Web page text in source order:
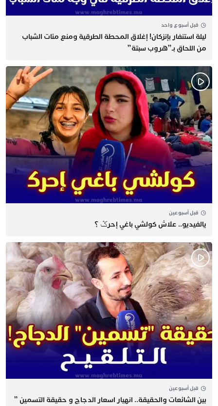
قبل أسبوع واحد
​ليلة استنفار بإنزكان! إغلاق المحطة الطرقية ومنع مئات الشباب
من اللحاق بـ”هروب سبتة”
قبل أسبوعين
يالفيديو.. علاش كولشي باغي إحرݣ ؟
قبل أسبوعين
بين الشائعات والحقيقة.. انهيار اسعار الدجاج و حقيقة التسمين ”